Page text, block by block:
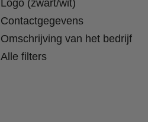
Logo (zwart/wit)
Contactgegevens
Omschrijving van het bedrijf
Alle filters